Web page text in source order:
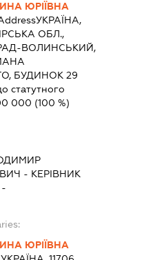
ЮРІЇВНА
УКРАЇНА,
ОБЛ.,
ВОЛИНСЬКИЙ,
БУДИНОК 29
статутного
000 (100 %)
- КЕРІВНИК
-
ЮРІЇВНА